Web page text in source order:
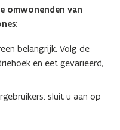
omwonenden van
belangrijk. Volg de
en eet gevarieerd,
sluit u aan op